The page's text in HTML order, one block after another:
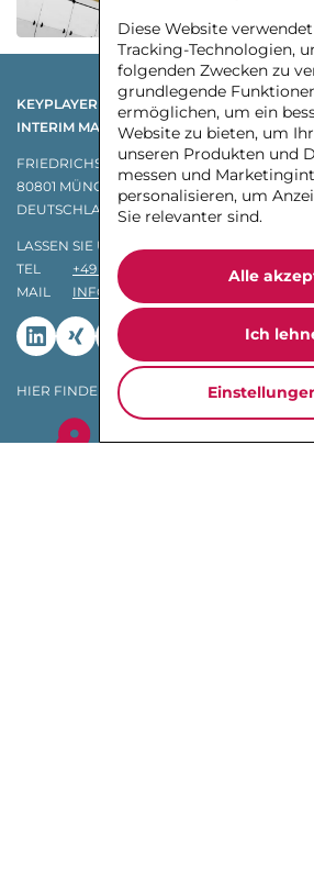
Diese Website
Tracking-Technologien,
folgenden Zwecken zu
grundlegende
ermöglichen, um ein
Website zu bieten, um
unseren Produkten und
messen und
personalisieren, um
Sie relevanter sind.
Alle
Ich
KEYPLAYER
INTERIM MANAGEMENT GMBH & CO. KG
FRIEDRICHSTR. 1A
80801 MÜNCHEN
DEUTSCHLAND
LASSEN SIE UNS ÜBER IHR ANLIEGEN
TEL
+49 89 215 25514
MAIL
INFO@KEYPLAYER.DE
Linkedin
Xing Youtube
HIER FINDEN SIE UNS: